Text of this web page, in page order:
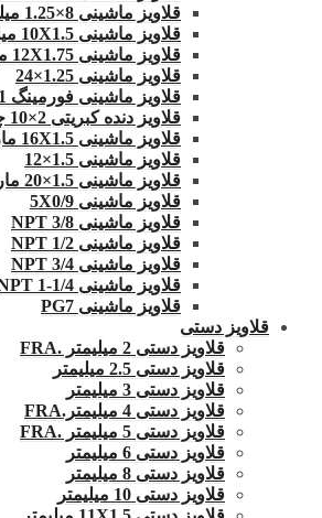
قلاویز ماشینی 8×1.25 میلیمتر .اسکا
قلاویز ماشینی 10X1.5 میلیمتر .اسکا
قلاویز ماشینی 12X1.75 میلیمتر اسکا
قلاویز ماشینی 1.25×24
قلاویز ماشینی فورمینگ 1×6
قلاویز دنده کبریتی 2×10 چپ
قلاویز ماشینی 16X1.5 مارپیچ
قلاویز ماشینی 1.5×12
قلاویز ماشینی 1.5×20 مارپیچ چپ
قلاویز ماشینی 5X0/9
قلاویز ماشینی 3/8 NPT
قلاویز ماشینی 1/2 NPT
قلاویز ماشینی 3/4 NPT
قلاویز ماشینی 1/4-1 NPT
قلاویز ماشینی PG7
قلاویز دستی
قلاویز دستی 2 میلیمتر .FRA
قلاویز دستی 2.5 میلیمتر
قلاویز دستی 3 میلیمتر
قلاویز دستی 4 میلیمتر.FRA
قلاویز دستی 5 میلیمتر .FRA
قلاویز دستی 6 میلیمتر
قلاویز دستی 8 میلیمتر
قلاویز دستی 10 میلیمتر